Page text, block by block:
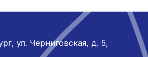
ул. Черниговская, д. 5,